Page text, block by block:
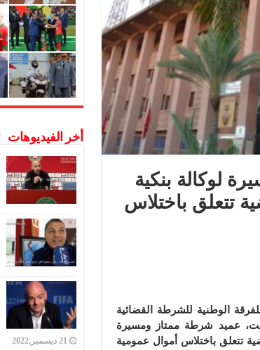
لوكالة بنكية
تتعلق باختلاس
الوطنية للشرطة القضائية
عميد شرطة ممتاز ومسيرة
تتعلق باختلاس أموال عمومية
أخر الفيديوهات
21 ديسمبر,2022